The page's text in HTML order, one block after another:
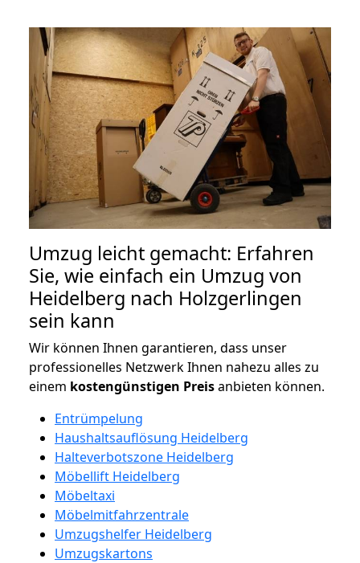
Umzug leicht gemacht: Erfahren
Sie, wie einfach ein Umzug von
Heidelberg nach Holzgerlingen
sein kann
Wir können Ihnen garantieren, dass unser
professionelles Netzwerk Ihnen nahezu alles zu
einem kostengünstigen Preisanbieten können.
Entrümpelung
Haushaltsauflösung Heidelberg
Halteverbotszone Heidelberg
Möbellift Heidelberg
Möbeltaxi
Möbelmitfahrzentrale
Umzugshelfer Heidelberg
Umzugskartons